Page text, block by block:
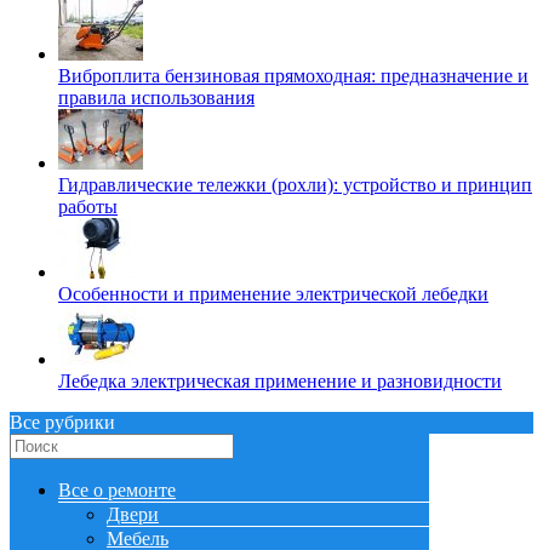
Виброплита бензиновая прямоходная: предназначение и
правила использования
Гидравлические тележки (рохли): устройство и принцип
работы
Особенности и применение электрической лебедки
Лебедка электрическая применение и разновидности
Все рубрики
Все о ремонте
Двери
Мебель